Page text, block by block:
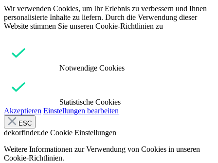
Wir verwenden Cookies, um Ihr Erlebnis zu verbessern und Ihnen
personalisierte Inhalte zu liefern. Durch die Verwendung dieser
Website stimmen Sie unseren Cookie-Richtlinien zu
Notwendige Cookies
Statistische Cookies
Akzeptieren Einstellungen bearbeiten
ESC
dekorfinder.de Cookie Einstellungen
Weitere Informationen zur Verwendung von Cookies in unseren
Cookie-Richtlinien.